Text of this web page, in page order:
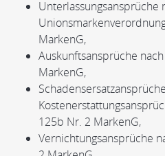
Unterlassungsansprüche
MarkenG,
Auskunftsansprüche
MarkenG,
125b Nr. 2 MarkenG,
Vernichtungsansprüche